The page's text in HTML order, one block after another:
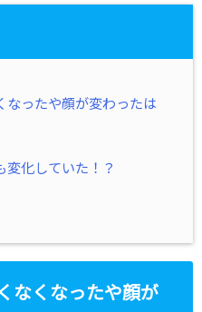
なったや顔が変わったは
変化していた！？
なくなったや顔が